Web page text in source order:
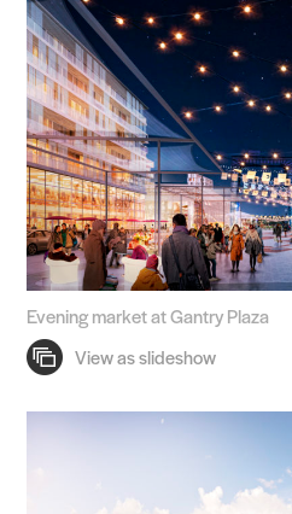
Evening market at Gantry Plaza